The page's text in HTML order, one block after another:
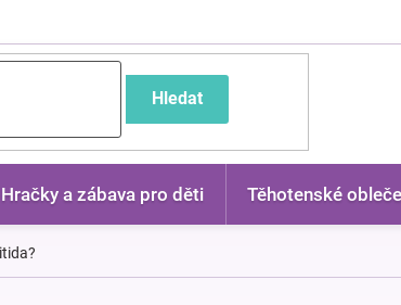
Hledat
Hračky a zábava pro děti Těhotenské